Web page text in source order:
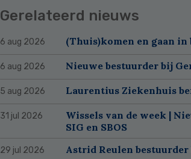
Gerelateerd nieuws
6 aug 2026 (Thuis)komen en gaan
6 aug 2026 Nieuwe bestuurder bij
5 aug 2026 Laurentius Ziekenhuis
31 jul 2026
Wissels van de week |
SIG en SBOS
29 jul 2026 Astrid Reulen